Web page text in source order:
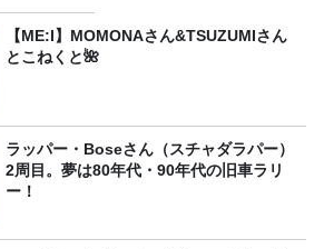
【ME:I】MOMONAさん&TSUZUMIさん
とこねくと🌺
ラッパー・Boseさん（スチャダラパー）
2周目。夢は80年代・90年代の旧車ラリ
ー！